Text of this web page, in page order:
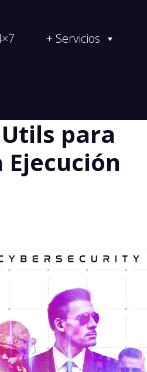
+ Servicios
para